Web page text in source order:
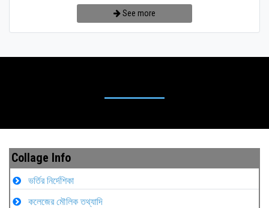
See more
Collage Info
ভর্তির নির্দেশিকা
কলেজের মৌলিক তথ্যাদি